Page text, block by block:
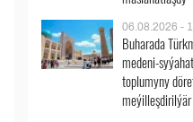
06.08.2026 -
Buharada
medeni-
toplumyny
meýilleşdirilýär